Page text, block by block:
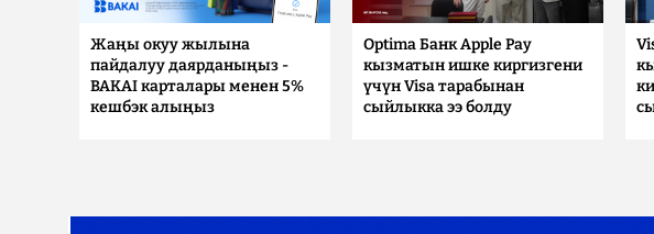
Жаңы окуу жылына
пайдалуу даярданыңыз -
BAKAI карталары менен 5%
кешбэк алыңыз
Optima Банк Apple Pay
кызматын ишке киргизгени
үчүн Visa тарабынан
сыйлыкка ээ болду